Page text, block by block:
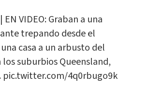
EN VIDEO: Graban a una
trepando desde el
casa a un arbusto del
los suburbios Queensland,
pic.twitter.com/4q0rbugo9k